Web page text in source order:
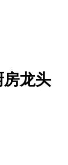
房龙头